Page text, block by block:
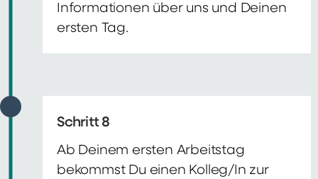
Informationen über uns und Deinen
ersten Tag.
Schritt 8
Ab Deinem ersten Arbeitstag
bekommst Du einen Kolleg/In zur